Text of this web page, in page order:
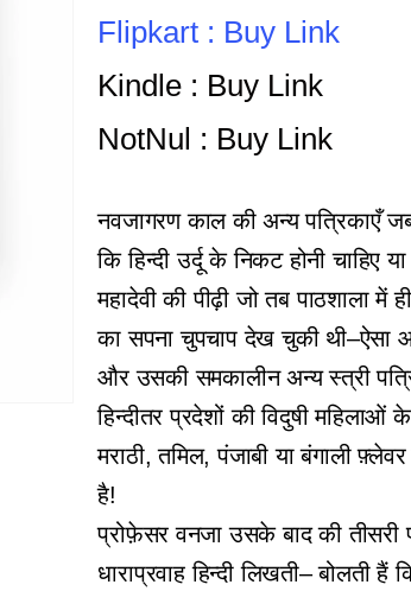
Flipkart : Buy Link
Kindle : Buy Link
NotNul : Buy Link
नवजागरण काल की अन्य पत्रिकाएँ
कि हिन्दी उर्दू के निकट होनी
महादेवी की पीढ़ी जो तब पाठशाला में
का सपना चुपचाप देख चुकी थी–ऐसा
और उसकी समकालीन अन्य स्त्री
हिन्दीतर प्रदेशों की विदुषी
मराठी, तमिल, पंजाबी या बंगाली
है!
प्रोफ़ेसर वनजा उसके बाद की तीसरी
धाराप्रवाह हिन्दी लिखती– बोलती